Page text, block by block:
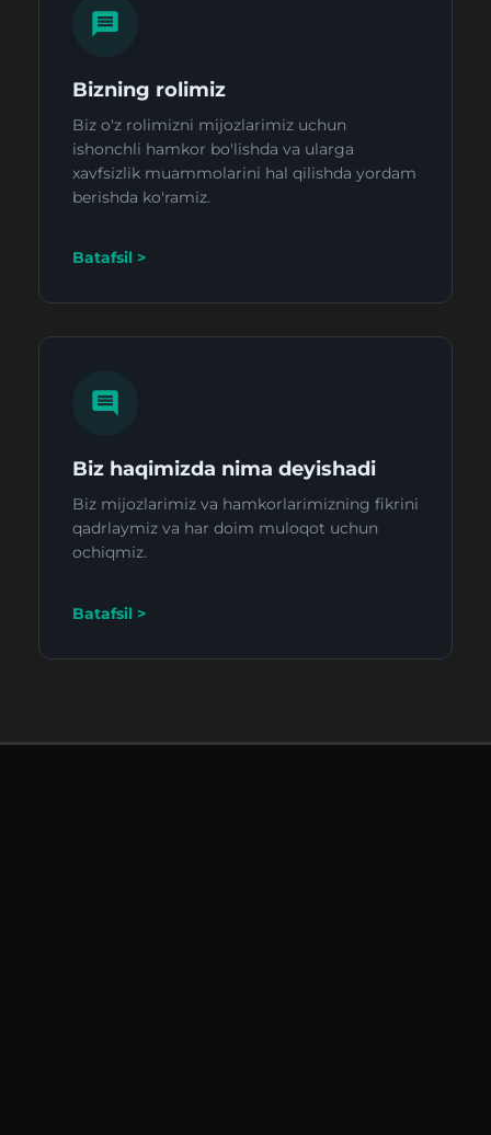
Bizning rolimiz
Biz o'z rolimizni mijozlarimiz uchun
ishonchli hamkor bo'lishda va ularga
xavfsizlik muammolarini hal qilishda yordam
berishda ko'ramiz.
Batafsil >
Biz haqimizda nima deyishadi
Biz mijozlarimiz va hamkorlarimizning fikrini
qadrlaymiz va har doim muloqot uchun
ochiqmiz.
Batafsil >